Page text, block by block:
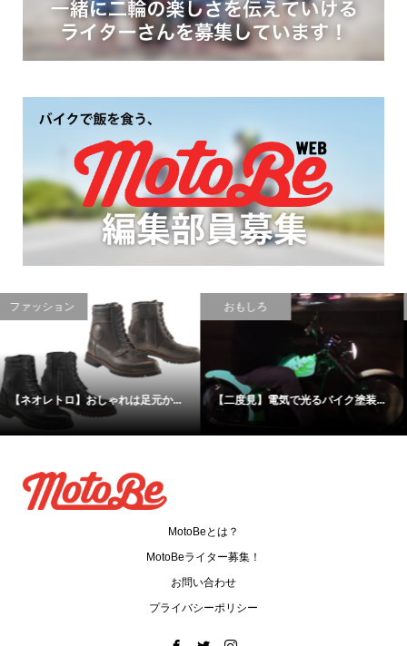
おもしろ
【鉄馬】バイクで馬車を牽引して...
カスタム
意外と知らない、カフェレーサー...
MotoBeとは？
MotoBeライター募集！
お問い合わせ
プライバシーポリシー